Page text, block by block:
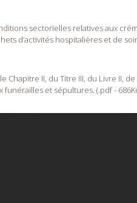
sectorielles relatives aux
d’activités hospitalières et de
Chapitre II, du Titre III, du Livre II,
et sépultures. (.pdf -